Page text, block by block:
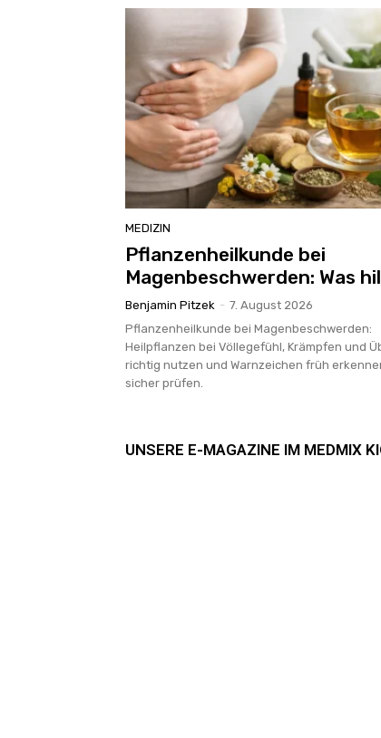
MEDIZIN
Pflanzenheilkunde bei
Magenbeschwerden: Was
Benjamin Pitzek - 7. August 2026
Pflanzenheilkunde bei Magenbeschwerden:
Heilpflanzen bei Völlegefühl, Krämpfen und
richtig nutzen und Warnzeichen früh
sicher prüfen.
UNSERE E-MAGAZINE IM MEDMIX